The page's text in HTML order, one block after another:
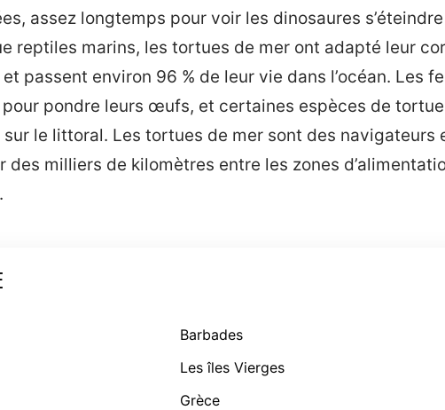
assez longtemps pour voir les dinosaures
reptiles marins, les tortues de mer ont adapté leur
passent environ 96 % de leur vie dans l’océan. Les
pondre leurs œufs, et certaines espèces de
le littoral. Les tortues de mer sont des navigateurs
des milliers de kilomètres entre les zones
Barbades
Les îles Vierges
Grèce